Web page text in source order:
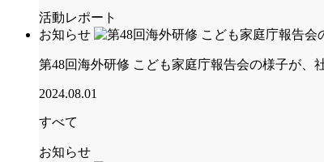
活動レポート
お知らせ
第48回海外研修 こども家庭庁報告会の様子が、
2024.08.01
すべて
お知らせ